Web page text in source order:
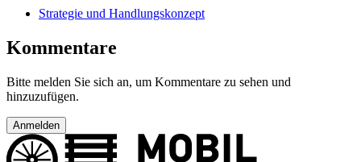
Strategie und Handlungskonzept
Kommentare
Bitte melden Sie sich an, um Kommentare zu sehen und
hinzuzufügen.
Anmelden